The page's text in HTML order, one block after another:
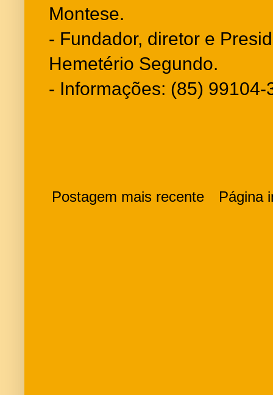
Montese.
- Fundador, diretor e
Hemetério Segundo.
- Informações: (85) 99104-
Postagem mais recente Página